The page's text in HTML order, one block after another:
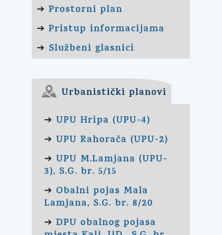
➔ Prostorni plan
➔ Pristup informacijama
➔ Službeni glasnici
Urbanistički planovi
➔ UPU Hripa (UPU-4)
➔ UPU Rahorača (UPU-2)
➔ UPU M.Lamjana (UPU-
3), S.G. br. 5/15
➔ Obalni pojas Mala
Lamjana, S.G. br. 8/20
➔ DPU obalnog pojasa